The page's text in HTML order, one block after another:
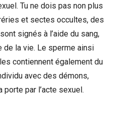
Tu ne dois pas non plus
et sectes occultes, des
signés à l’aide du sang,
la vie. Le sperme ainsi
contiennent également du
avec des démons,
par l’acte sexuel.